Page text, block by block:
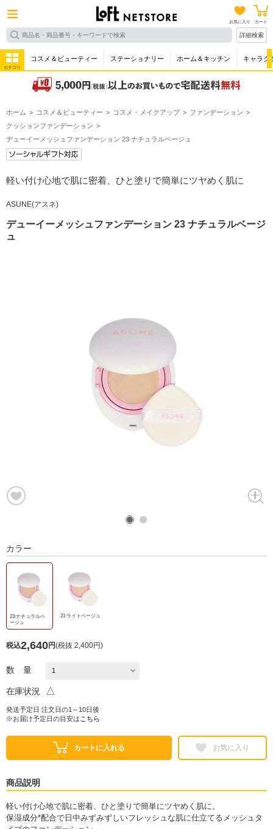
お気に入り カート
詳細検索
カテゴリ
コスメ＆ビューティー ステーショナリー ホーム＆キッチン キャラク
ホーム コスメ＆ビューティー コスメ・メイクアップ
ファンデーション
クッションファンデーション
デューイーメッシュファンデーション 23 ナチュラルベージュ
軽い付け心地で肌に密着、ひと塗りで簡単にツヤめく肌に
ASUNE(アスネ)
デューイーメッシュファンデーション 23 ナチュラルベージ
ュ
カラー
23:ナチュラルベ
ージュ
21:ライトベージュ
税込2,640円(税抜 2,400円)
数 量
在庫状況 △
発送予定日 注文日の1～10日後
※お届け予定日の目安は こちら
カートに入れる お気に入り
商品説明
軽い付け心地で肌に密着、ひと塗りで簡単にツヤめく肌に。
保湿成分*配合で日中みずみずしいフレッシュな肌に仕立てるメッシュタ